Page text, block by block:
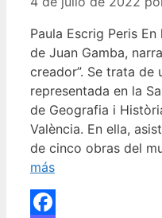
Paula Escrig Peris
de Juan Gamba,
creador”. Se trata de
representada en la
de Geografia i
València. En ella,
de cinco obras del
más